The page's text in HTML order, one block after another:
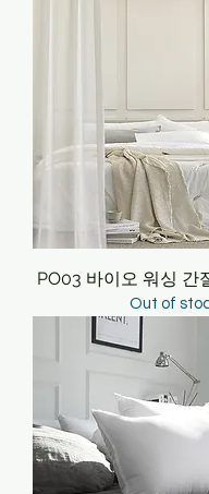
PO03 바이오 워싱 간
Out of